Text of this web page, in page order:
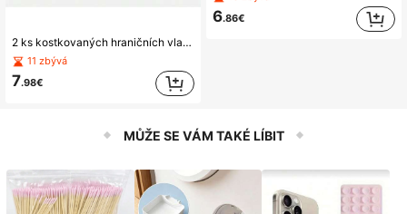
2 ks kostkovaných hraničních vlaječek, Vlaječky pro rozhodčí, Signální vlaječky, Nářadí pro fotbalové rozhodčí
11 zbývá
7.98€
6.86€
MŮŽE SE VÁM TAKÉ LÍBIT